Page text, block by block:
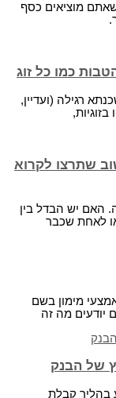
מוציאים כסף
כמו כל זוג
רגילה (ועדיין,
שתרצו לקרוא
האם יש הבדל בין
לאחת שכבר
מימון בשם
יודעים מה זה
של הבנק
בהליך קבלת